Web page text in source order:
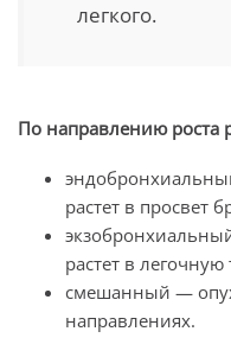
легкого.
По направлению роста
растет в просвет
растет в легочную
смешанный —
направлениях.